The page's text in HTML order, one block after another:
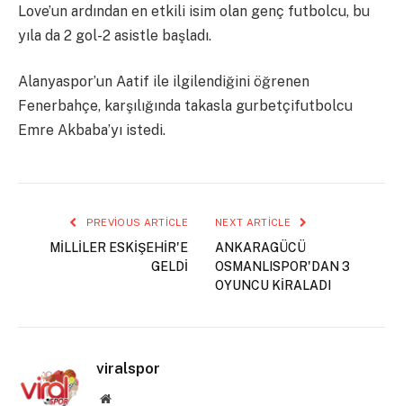
Love’un ardından en etkili isim olan genç futbolcu, bu
yıla da 2 gol-2 asistle başladı.
Alanyaspor’un Aatif ile ilgilendiğini öğrenen
Fenerbahçe, karşılığında takasla gurbetçifutbolcu
Emre Akbaba’yı istedi.
PREVIOUS ARTICLE
MİLLİLER ESKİŞEHİR'E
GELDİ
NEXT ARTICLE
ANKARAGÜCÜ
OSMANLISPOR'DAN 3
OYUNCU KİRALADI
viralspor
Website